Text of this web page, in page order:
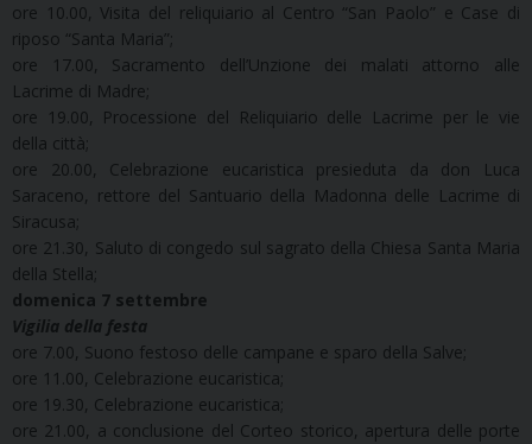
ore 10.00, Visita del reliquiario al Centro “San Paolo” e Case di
riposo “Santa Maria”;
ore 17.00, Sacramento dell’Unzione dei malati attorno alle
Lacrime di Madre;
ore 19.00, Processione del Reliquiario delle Lacrime per le vie
della città;
ore 20.00, Celebrazione eucaristica presieduta da don Luca
Saraceno, rettore del Santuario della Madonna delle Lacrime di
Siracusa;
ore 21.30, Saluto di congedo sul sagrato della Chiesa Santa Maria
della Stella;
domenica 7 settembre
Vigilia della festa
ore 7.00, Suono festoso delle campane e sparo della Salve;
ore 11.00, Celebrazione eucaristica;
ore 19.30, Celebrazione eucaristica;
ore 21.00, a conclusione del Corteo storico, apertura delle porte